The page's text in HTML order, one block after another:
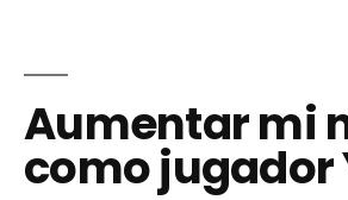
Aumentar mi
como jugador